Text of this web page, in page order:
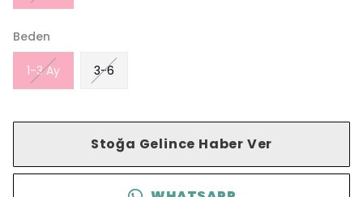
Beden
1-3 Ay 3-6
Stoğa Gelince Haber Ver